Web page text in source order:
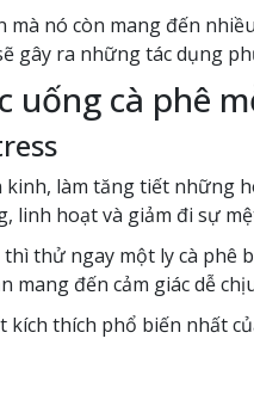
nó còn mang đến
gây ra những tác dụng
uống cà phê
kinh, làm tăng tiết
linh hoạt và giảm đi sự
thử ngay một ly cà
mang đến cảm giác dễ
thích phổ biến nhất